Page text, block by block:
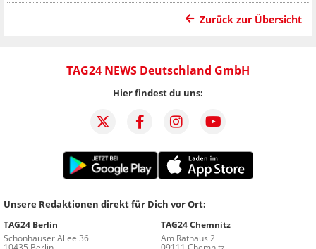
Zurück zur Übersicht
TAG24 NEWS Deutschland GmbH
Hier findest du uns:
Unsere Redaktionen direkt für Dich vor Ort:
TAG24 Berlin
Schönhauser Allee 36
TAG24 Chemnitz
Am Rathaus 2